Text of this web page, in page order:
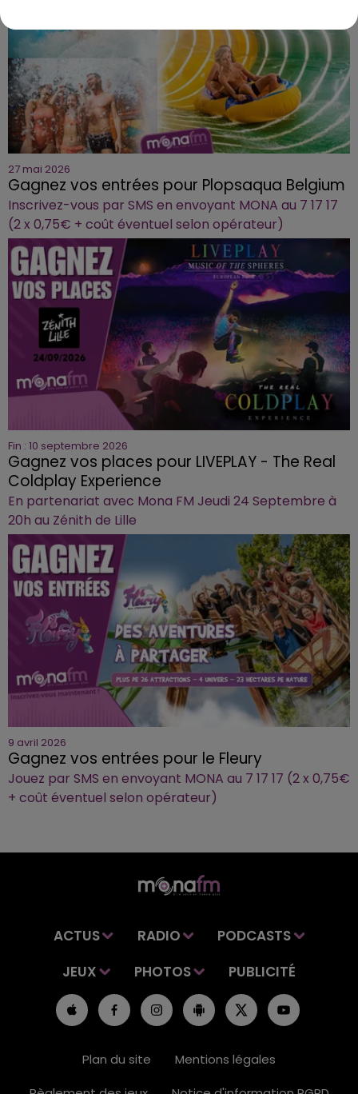
27 mai 2026
Gagnez vos entrées pour Plopsaqua Belgium
Inscrivez-vous par SMS en envoyant MONA au 7 17 17
(2 x 0,75€ + coût éventuel selon opérateur)
Fin : 10 septembre 2026
Gagnez vos places pour LIVEPLAY - The Real
Coldplay Experience
En partenariat avec Mona FM Jeudi 24 Septembre à
20h au Zénith de Lille
9 avril 2026
Gagnez vos entrées pour le Fleury
Jouez par SMS en envoyant MONA au 7 17 17 (2 x 0,75€
+ coût éventuel selon opérateur)
ACTUS RADIO
PODCASTS
JEUX
PHOTOS PUBLICITÉ
Plan du site
Mentions légales